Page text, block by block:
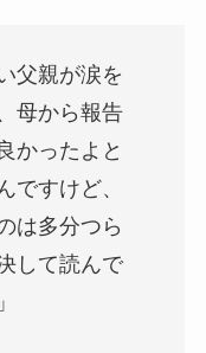
父親が涙を
母から報告
かったよと
ですけど、
は多分つら
して読んで